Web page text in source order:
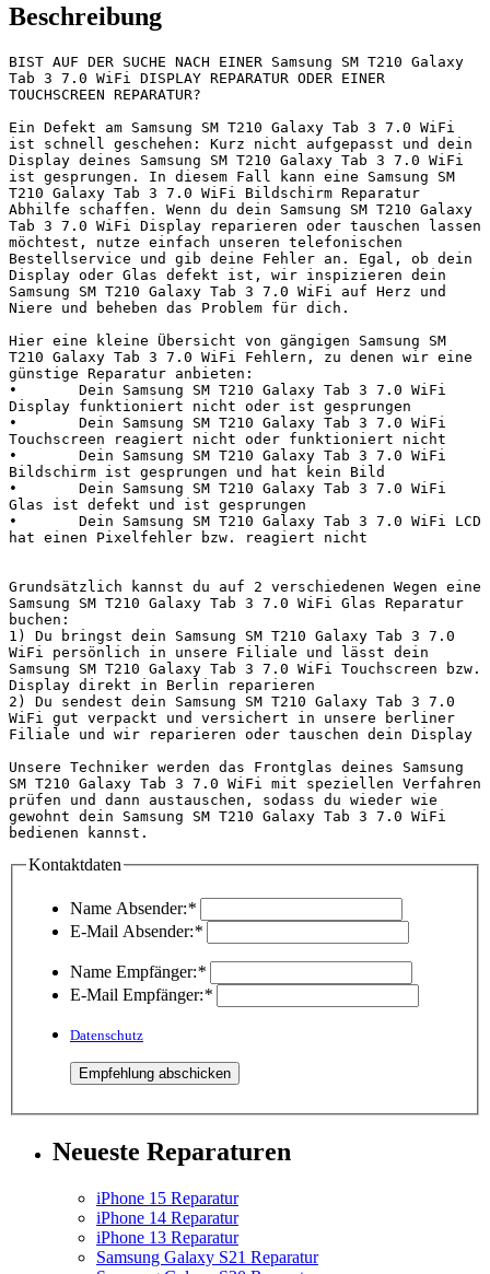
Beschreibung
BIST AUF DER SUCHE NACH EINER Samsung SM T210 Galaxy
Tab 3 7.0 WiFi DISPLAY REPARATUR ODER EINER
TOUCHSCREEN REPARATUR?
Ein Defekt am Samsung SM T210 Galaxy Tab 3 7.0 WiFi
ist schnell geschehen: Kurz nicht aufgepasst und dein
Display deines Samsung SM T210 Galaxy Tab 3 7.0 WiFi
ist gesprungen. In diesem Fall kann eine Samsung SM
T210 Galaxy Tab 3 7.0 WiFi Bildschirm Reparatur
Abhilfe schaffen. Wenn du dein Samsung SM T210 Galaxy
Tab 3 7.0 WiFi Display reparieren oder tauschen lassen
möchtest, nutze einfach unseren telefonischen
Bestellservice und gib deine Fehler an. Egal, ob dein
Display oder Glas defekt ist, wir inspizieren dein
Samsung SM T210 Galaxy Tab 3 7.0 WiFi auf Herz und
Niere und beheben das Problem für dich.
Hier eine kleine Übersicht von gängigen Samsung SM
T210 Galaxy Tab 3 7.0 WiFi Fehlern, zu denen wir eine
günstige Reparatur anbieten:
•	Dein Samsung SM T210 Galaxy Tab 3 7.0 WiFi
Display funktioniert nicht oder ist gesprungen
•	Dein Samsung SM T210 Galaxy Tab 3 7.0 WiFi
Touchscreen reagiert nicht oder funktioniert nicht
•	Dein Samsung SM T210 Galaxy Tab 3 7.0 WiFi
Bildschirm ist gesprungen und hat kein Bild
•	Dein Samsung SM T210 Galaxy Tab 3 7.0 WiFi
Glas ist defekt und ist gesprungen
•	Dein Samsung SM T210 Galaxy Tab 3 7.0 WiFi LCD
hat einen Pixelfehler bzw. reagiert nicht
Grundsätzlich kannst du auf 2 verschiedenen Wegen eine
Samsung SM T210 Galaxy Tab 3 7.0 WiFi Glas Reparatur
buchen:
1) Du bringst dein Samsung SM T210 Galaxy Tab 3 7.0
WiFi persönlich in unsere Filiale und lässt dein
Samsung SM T210 Galaxy Tab 3 7.0 WiFi Touchscreen bzw.
Display direkt in Berlin reparieren
2) Du sendest dein Samsung SM T210 Galaxy Tab 3 7.0
WiFi gut verpackt und versichert in unsere berliner
Filiale und wir reparieren oder tauschen dein Display
Unsere Techniker werden das Frontglas deines Samsung
SM T210 Galaxy Tab 3 7.0 WiFi mit speziellen Verfahren
prüfen und dann austauschen, sodass du wieder wie
gewohnt dein Samsung SM T210 Galaxy Tab 3 7.0 WiFi
Kontaktdaten
Name Absender:*
E-Mail Absender:*
Name Empfänger:*
E-Mail Empfänger:*
Datenschutz
Neueste Reparaturen
iPhone 15 Reparatur
iPhone 14 Reparatur
iPhone 13 Reparatur
Samsung Galaxy S21 Reparatur